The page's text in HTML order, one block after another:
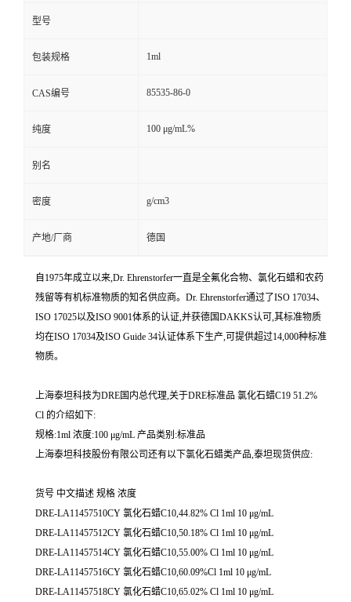
型号
包装规格 1ml
CAS编号 85535-86-0
纯度 100 μg/mL%
别名
密度 g/cm3
产地/厂商 德国
自1975年成立以来,Dr. Ehrenstorfer一直是全氟化合物、氯化石蜡和农药
残留等有机标准物质的知名供应商。Dr. Ehrenstorfer通过了ISO 17034、
ISO 17025以及ISO 9001体系的认证,并获德国DAKKS认可,其标准物质
均在ISO 17034及ISO Guide 34认证体系下生产,可提供超过14,000种标准
物质。
上海泰坦科技为DRE国内总代理,关于DRE标准品 氯化石蜡C19 51.2%
Cl 的介绍如下:
规格:1ml 浓度:100 μg/mL 产品类别:标准品
上海泰坦科技股份有限公司还有以下氯化石蜡类产品,泰坦现货供应:
货号 中文描述 规格 浓度
DRE-LA11457510CY 氯化石蜡C10,44.82% Cl 1ml 10 μg/mL
DRE-LA11457512CY 氯化石蜡C10,50.18% Cl 1ml 10 μg/mL
DRE-LA11457514CY 氯化石蜡C10,55.00% Cl 1ml 10 μg/mL
DRE-LA11457516CY 氯化石蜡C10,60.09%Cl 1ml 10 μg/mL
DRE-LA11457518CY 氯化石蜡C10,65.02% Cl 1ml 10 μg/mL